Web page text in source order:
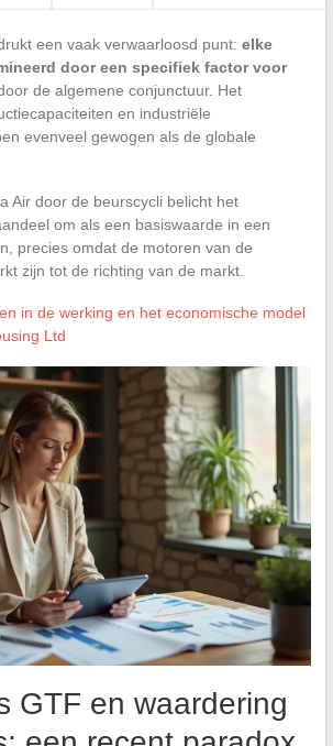
een vaak verwaarloosd punt: elke
door een specifiek factor voor
de algemene conjunctuur. Het
en industriële
evenveel gewogen als de globale
Air door de beurscycli belicht het
om als een basiswaarde in een
precies omdat de motoren van de
zijn tot de richting van de markt.
in de werking en het economische model
Ltd
GTF en waardering